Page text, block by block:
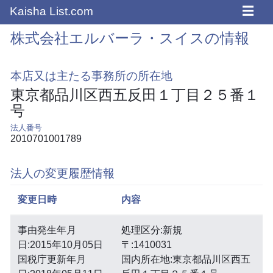
Kaisha List.com ☰
株式会社エルバーラ・スイスの情報
本店又は主たる事務所の所在地
東京都品川区西五反田１丁目２５番１
号
法人番号
2010701001789
法人の変更履歴情報
変更日時 内容
事由発生年月
日:2015年10月05日
国税庁更新年月
処理区分:新規
〒:1410031
国内所在地:東京都品川区西五